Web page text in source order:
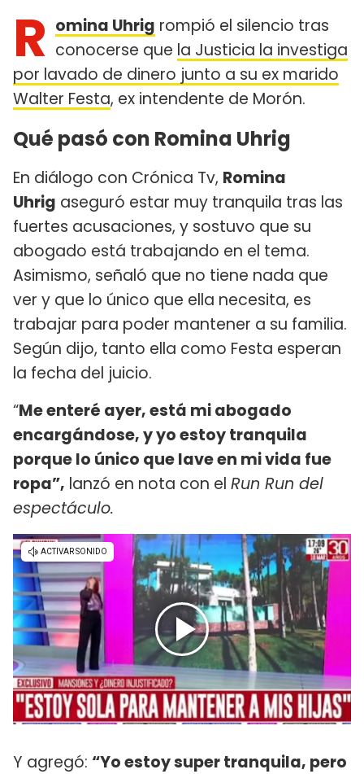
R omina Uhrig rompió el silencio tras
conocerse que la Justicia la investiga
por lavado de dinero junto a su ex marido
Walter Festa, ex intendente de Morón.
Qué pasó con Romina Uhrig
En diálogo con Crónica Tv, Romina
Uhrig aseguró estar muy tranquila tras las
fuertes acusaciones, y sostuvo que su
abogado está trabajando en el tema.
Asimismo, señaló que no tiene nada que
ver y que lo único que ella necesita, es
trabajar para poder mantener a su familia.
Según dijo, tanto ella como Festa esperan
la fecha del juicio.
“Me enteré ayer, está mi abogado
encargándose, y yo estoy tranquila
porque lo único que lave en mi vida fue
ropa”, lanzó en nota con el Run Run del
espectáculo.
Y agregó: “Yo estoy super tranquila, pero